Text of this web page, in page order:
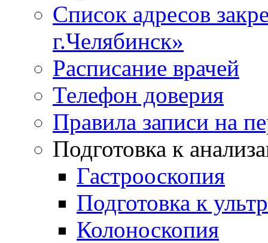
Список адресов
г.Челябинск»
Расписание врачей
Телефон доверия
Правила записи на
Подготовка к
Гастрооскопия
Подготовка к
Колоноскопия